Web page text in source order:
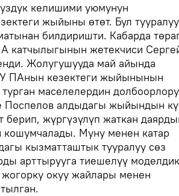
келишими уюмунун
жыйыны өтөт. Бул тууралуу
билдиришти. Кабарда
катчылыгынын жетекчиси
Жолугушууда май айында
ПАнын кезектеги жыйынынын
маселелердин долбоорлору
Поспелов алдыдагы жыйындын
берип, жүргүзүлүп жаткан
кошумчалады. Муну менен катар
кызматташтык тууралуу сөз
арттырууга тиешелүү моделдик
окуу жайлары менен